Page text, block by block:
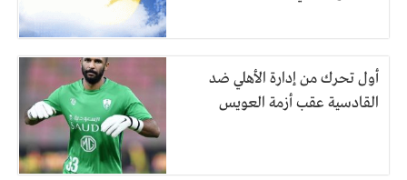
أول تحرك من إدارة الأهلي ضد
القادسية عقب أزمة العويس